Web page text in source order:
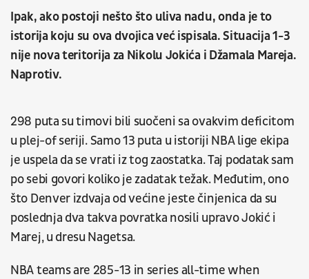
Ipak, ako postoji nešto što uliva nadu, onda je to
istorija koju su ova dvojica već ispisala. Situacija 1-3
nije nova teritorija za Nikolu Jokića i Džamala Mareja.
Naprotiv.
298 puta su timovi bili suočeni sa ovakvim deficitom
u plej-of seriji. Samo 13 puta u istoriji NBA lige ekipa
je uspela da se vrati iz tog zaostatka. Taj podatak sam
po sebi govori koliko je zadatak težak. Međutim, ono
što Denver izdvaja od većine jeste činjenica da su
poslednja dva takva povratka nosili upravo Jokić i
Marej, u dresu Nagetsa.
NBA teams are 285-13 in series all-time when